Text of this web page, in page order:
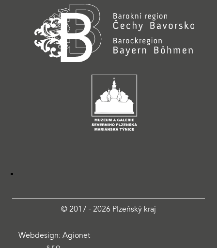
© 2017 - 2026 Plzeňský kraj
Webdesign: Agionet